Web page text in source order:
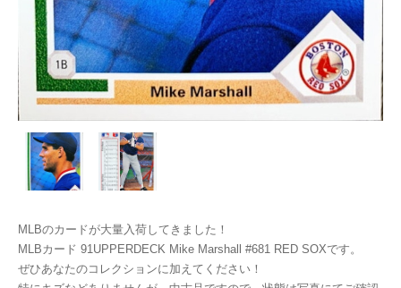
MLBのカードが大量入荷してきました！
MLBカード 91UPPERDECK Mike Marshall #681 RED SOXです。
ぜひあなたのコレクションに加えてください！